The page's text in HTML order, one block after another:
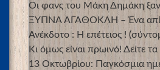
Οι φανς του Μάκη Δημάκη
ΞΥΠΝΑ ΑΓΑΘΟΚΛΗ – Ένα
Ανέκδοτο : Η επέτειος !
Κι όμως είναι πρωινό! Δείτε
13 Οκτωβρίου: Παγκόσμια